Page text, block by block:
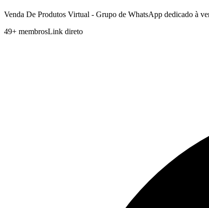
Venda De Produtos Virtual - Grupo de WhatsApp dedicado à
49+ membrosLink direto